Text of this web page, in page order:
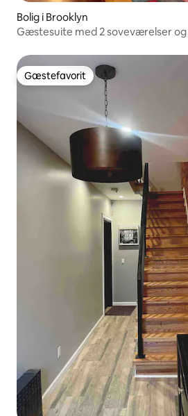
Bolig i Brooklyn
Gæstesuite med 2 soveværelser
Gæstefavorit
Gæstefavorit